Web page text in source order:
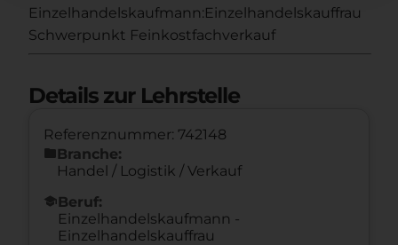
Einzelhandelskaufmann:Einzelhandelskauffrau
Schwerpunkt Feinkostfachverkauf
Details zur Lehrstelle
Referenznummer: 742148
folderBranche:
Handel / Logistik / Verkauf
schoolBeruf:
Einzelhandelskaufmann -
Einzelhandelskauffrau